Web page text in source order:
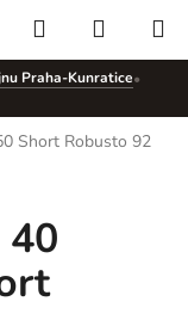
Praha-Kunratice•
Hledat
KOŠÍK
Short Robusto 92